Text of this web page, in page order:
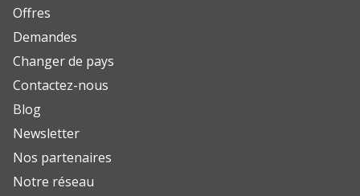
Offres
Demandes
Changer de pays
Contactez-nous
Blog
Newsletter
Nos partenaires
Notre réseau